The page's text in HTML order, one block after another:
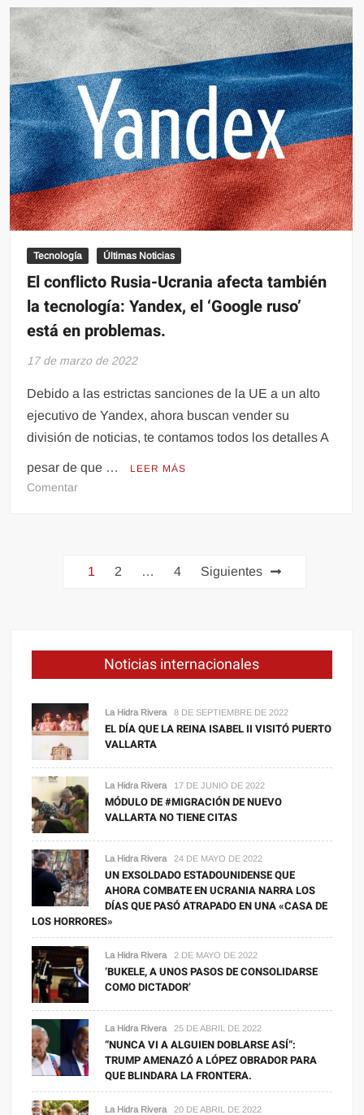
iMac
en
Amazon!
Tecnología Últimas Noticias
El conflicto Rusia-Ucrania afecta también
la tecnología: Yandex, el ‘Google ruso’
está en problemas.
17 de marzo de 2022
Debido a las estrictas sanciones de la UE a un alto
ejecutivo de Yandex, ahora buscan vender su
división de noticias, te contamos todos los detalles A
pesar de que … LEER MÁS
Comentaren
afecta
Yandex,
ruso’
está
problemas.
Paginación
1 2 … 4 Siguientes
Noticias internacionales
La Hidra Rivera 8 DE SEPTIEMBRE DE 2022
EL DÍA QUE LA REINA ISABEL II VISITÓ PUERTO
VALLARTA
La Hidra Rivera 17 DE JUNIO DE 2022
MÓDULO DE #MIGRACIÓN DE NUEVO
VALLARTA NO TIENE CITAS
La Hidra Rivera 24 DE MAYO DE 2022
UN EXSOLDADO ESTADOUNIDENSE QUE
AHORA COMBATE EN UCRANIA NARRA LOS
DÍAS QUE PASÓ ATRAPADO EN UNA «CASA DE
LOS HORRORES»
La Hidra Rivera 2 DE MAYO DE 2022
‘BUKELE, A UNOS PASOS DE CONSOLIDARSE
COMO DICTADOR’
La Hidra Rivera 25 DE ABRIL DE 2022
“NUNCA VI A ALGUIEN DOBLARSE ASÍ”:
TRUMP AMENAZÓ A LÓPEZ OBRADOR PARA
QUE BLINDARA LA FRONTERA.
La Hidra Rivera 20 DE ABRIL DE 2022